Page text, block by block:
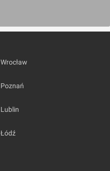
Wrocław
Poznań
Lublin
Łódź